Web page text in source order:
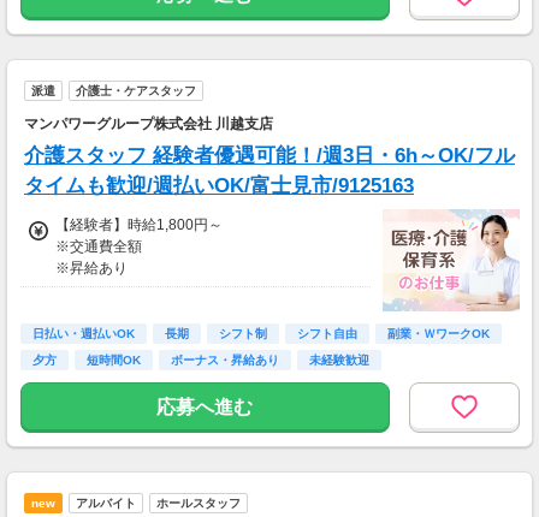
派遣 介護士・ケアスタッフ
マンパワーグループ株式会社 川越支店
介護スタッフ 経験者優遇可能！/週3日・6h～OK/フル
タイムも歓迎/週払いOK/富士見市/9125163
【経験者】時給1,800円～
※交通費全額
※昇給あり
◎日勤／経験者の場合
・日収(1,800*8)円（時給1,800円×8h）
※資格手当あり（時給50円～UP/資格の種類に
日払い・週払いOK 長期 シフト制 シフト自由
副業・ＷワークOK
夕方
短時間OK ボーナス・昇給あり 未経験歓迎
応募へ進む
new アルバイト ホールスタッフ